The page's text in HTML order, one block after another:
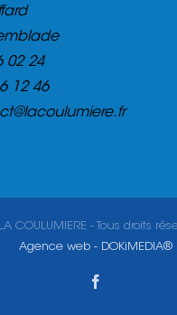
02 24
12 46
COULUMIERE - Tous droits
Agence web - DOKiMEDIA®